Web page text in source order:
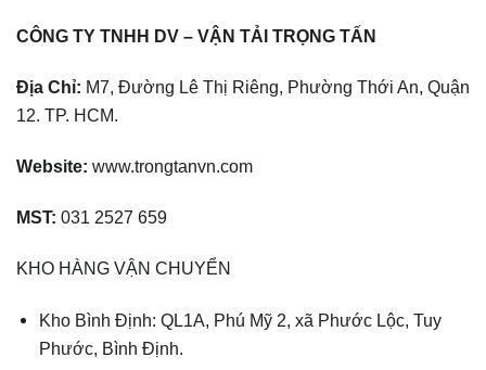
CÔNG TY TNHH DV – VẬN TẢI TRỌNG TẤN
Địa Chỉ: M7, Đường Lê Thị Riêng, Phường Thới An, Quận
12. TP. HCM.
Website: www.trongtanvn.com
MST: 031 2527 659
KHO HÀNG VẬN CHUYỂN
Kho Bình Định: QL1A, Phú Mỹ 2, xã Phước Lộc, Tuy
Phước, Bình Định.